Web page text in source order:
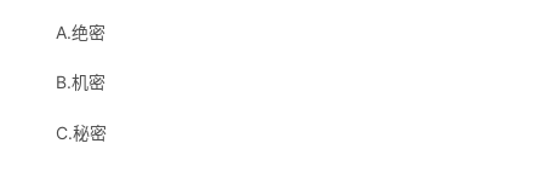
A.绝密
B.机密
C.秘密